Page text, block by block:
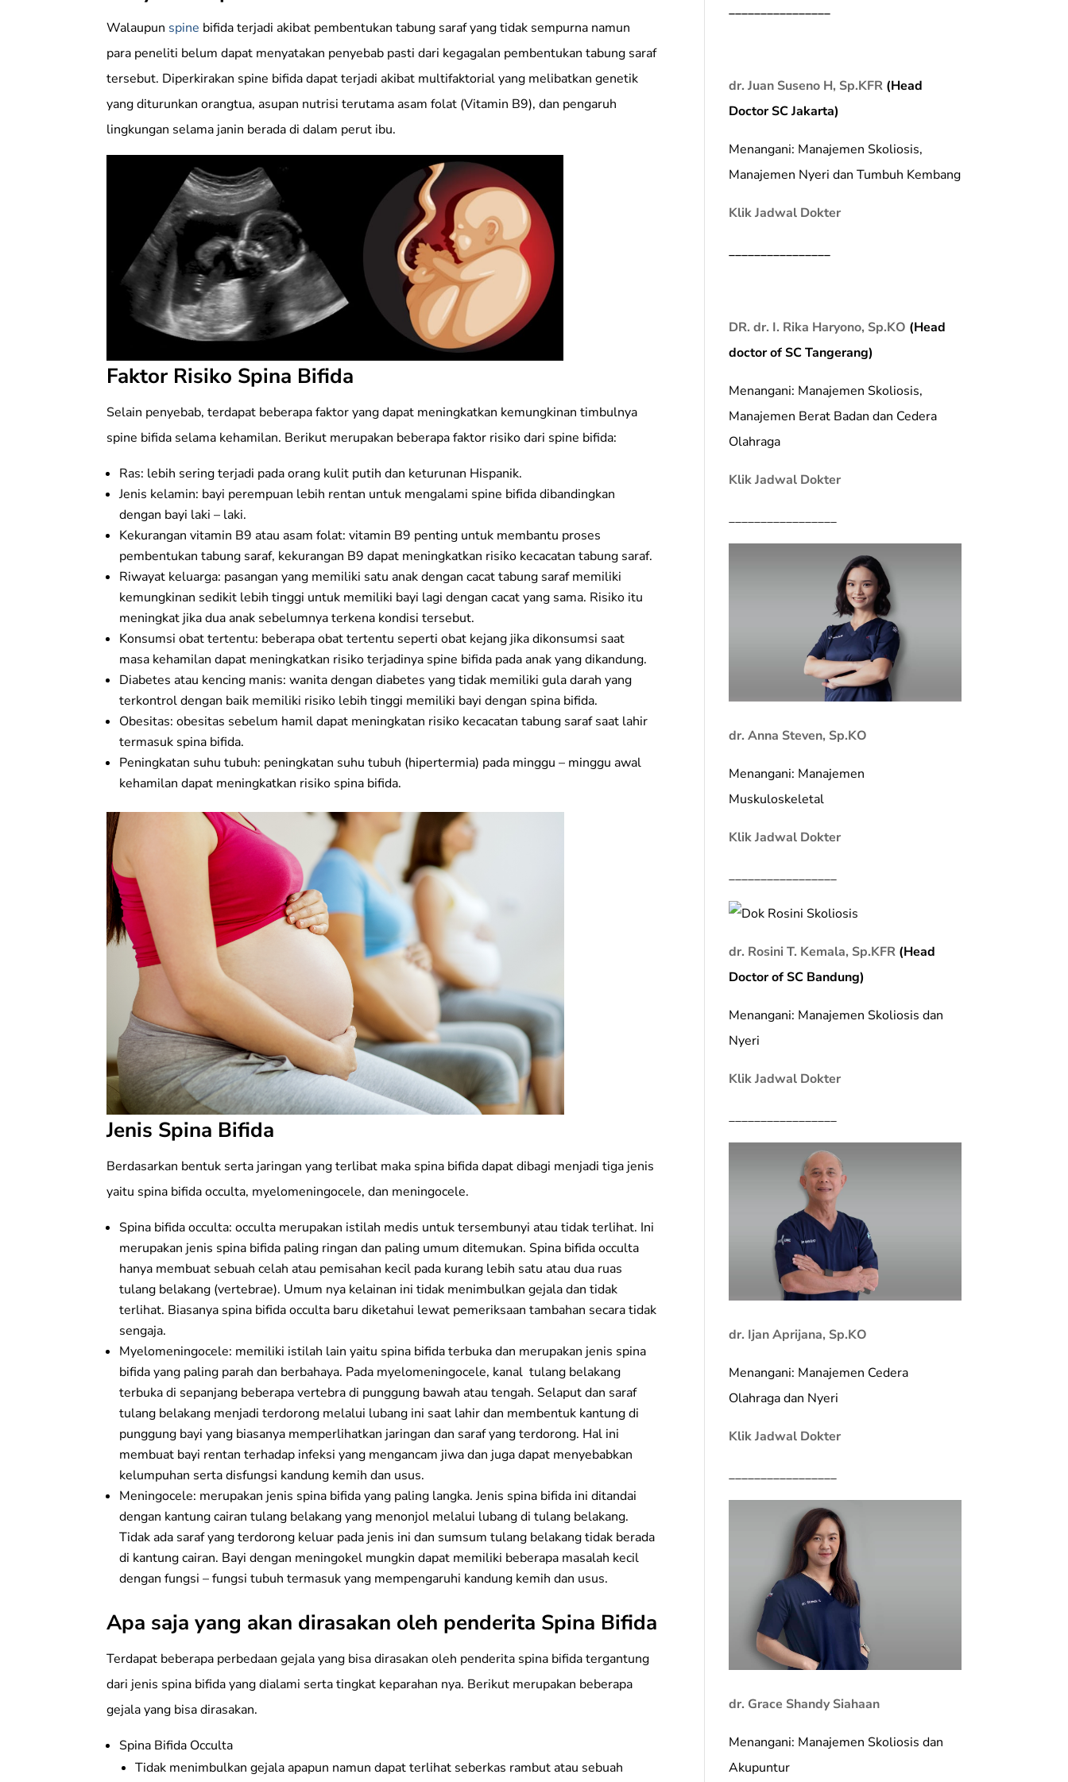
Walaupun spine bifida terjadi akibat pembentukan tabung saraf yang tidak sempurna namun
para peneliti belum dapat menyatakan penyebab pasti dari kegagalan pembentukan tabung saraf
tersebut. Diperkirakan spine bifida dapat terjadi akibat multifaktorial yang melibatkan genetik
yang diturunkan orangtua, asupan nutrisi terutama asam folat (Vitamin B9), dan pengaruh
lingkungan selama janin berada di dalam perut ibu.
Faktor Risiko Spina Bifida
Selain penyebab, terdapat beberapa faktor yang dapat meningkatkan kemungkinan timbulnya
spine bifida selama kehamilan. Berikut merupakan beberapa faktor risiko dari spine bifida:
Ras: lebih sering terjadi pada orang kulit putih dan keturunan Hispanik.
Jenis kelamin: bayi perempuan lebih rentan untuk mengalami spine bifida dibandingkan
dengan bayi laki – laki.
Kekurangan vitamin B9 atau asam folat: vitamin B9 penting untuk membantu proses
pembentukan tabung saraf, kekurangan B9 dapat meningkatkan risiko kecacatan tabung saraf.
Riwayat keluarga: pasangan yang memiliki satu anak dengan cacat tabung saraf memiliki
kemungkinan sedikit lebih tinggi untuk memiliki bayi lagi dengan cacat yang sama. Risiko itu
meningkat jika dua anak sebelumnya terkena kondisi tersebut.
Konsumsi obat tertentu: beberapa obat tertentu seperti obat kejang jika dikonsumsi saat
masa kehamilan dapat meningkatkan risiko terjadinya spine bifida pada anak yang dikandung.
Diabetes atau kencing manis: wanita dengan diabetes yang tidak memiliki gula darah yang
terkontrol dengan baik memiliki risiko lebih tinggi memiliki bayi dengan spina bifida.
Obesitas: obesitas sebelum hamil dapat meningkatan risiko kecacatan tabung saraf saat lahir
termasuk spina bifida.
Peningkatan suhu tubuh: peningkatan suhu tubuh (hipertermia) pada minggu – minggu awal
kehamilan dapat meningkatkan risiko spina bifida.
Jenis Spina Bifida
Berdasarkan bentuk serta jaringan yang terlibat maka spina bifida dapat dibagi menjadi tiga jenis
yaitu spina bifida occulta, myelomeningocele, dan meningocele.
Spina bifida occulta: occulta merupakan istilah medis untuk tersembunyi atau tidak terlihat. Ini
merupakan jenis spina bifida paling ringan dan paling umum ditemukan. Spina bifida occulta
hanya membuat sebuah celah atau pemisahan kecil pada kurang lebih satu atau dua ruas
tulang belakang (vertebrae). Umum nya kelainan ini tidak menimbulkan gejala dan tidak
terlihat. Biasanya spina bifida occulta baru diketahui lewat pemeriksaan tambahan secara tidak
sengaja.
Myelomeningocele: memiliki istilah lain yaitu spina bifida terbuka dan merupakan jenis spina
bifida yang paling parah dan berbahaya. Pada myelomeningocele, kanal tulang belakang
terbuka di sepanjang beberapa vertebra di punggung bawah atau tengah. Selaput dan saraf
tulang belakang menjadi terdorong melalui lubang ini saat lahir dan membentuk kantung di
punggung bayi yang biasanya memperlihatkan jaringan dan saraf yang terdorong. Hal ini
membuat bayi rentan terhadap infeksi yang mengancam jiwa dan juga dapat menyebabkan
kelumpuhan serta disfungsi kandung kemih dan usus.
Meningocele: merupakan jenis spina bifida yang paling langka. Jenis spina bifida ini ditandai
dengan kantung cairan tulang belakang yang menonjol melalui lubang di tulang belakang.
Tidak ada saraf yang terdorong keluar pada jenis ini dan sumsum tulang belakang tidak berada
di kantung cairan. Bayi dengan meningokel mungkin dapat memiliki beberapa masalah kecil
dengan fungsi – fungsi tubuh termasuk yang mempengaruhi kandung kemih dan usus.
Apa saja yang akan dirasakan oleh penderita Spina Bifida
Terdapat beberapa perbedaan gejala yang bisa dirasakan oleh penderita spina bifida tergantung
dari jenis spina bifida yang dialami serta tingkat keparahan nya. Berikut merupakan beberapa
gejala yang bisa dirasakan.
Spina Bifida Occulta
Tidak menimbulkan gejala apapun namun dapat terlihat seberkas rambut atau sebuah
________________
dr. Juan Suseno H, Sp.KFR (Head
Doctor SC Jakarta)
Menangani: Manajemen Skoliosis,
Manajemen Nyeri dan Tumbuh Kembang
Klik Jadwal Dokter
________________
DR. dr. I. Rika Haryono, Sp.KO (Head
doctor of SC Tangerang)
Menangani: Manajemen Skoliosis,
Manajemen Berat Badan dan Cedera
Olahraga
Klik Jadwal Dokter
_________________
dr. Anna Steven, Sp.KO
Menangani: Manajemen
Muskuloskeletal
Klik Jadwal Dokter
_________________
dr. Rosini T. Kemala, Sp.KFR (Head
Doctor of SC Bandung)
Menangani: Manajemen Skoliosis dan
Nyeri
Klik Jadwal Dokter
_________________
dr. Ijan Aprijana, Sp.KO
Menangani: Manajemen Cedera
Olahraga dan Nyeri
Klik Jadwal Dokter
_________________
dr. Grace Shandy Siahaan
Menangani: Manajemen Skoliosis dan
Akupuntur